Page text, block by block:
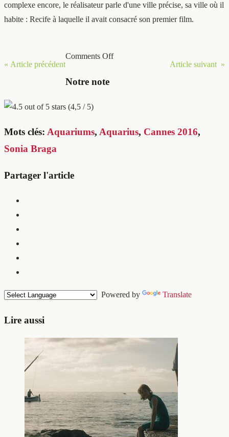
complexe encore, le réalisateur parle d'une ville précise, sa ville où il
habite : Recife à laquelle il avait consacré son premier film.
« Article précédent Article suivant »
Comments Off
Notre note
(4,5 / 5)
Mots clés: Aquariums, Aquarius, Cannes 2016,
Sonia Braga
Partager l'article
Powered by Translate
Lire aussi